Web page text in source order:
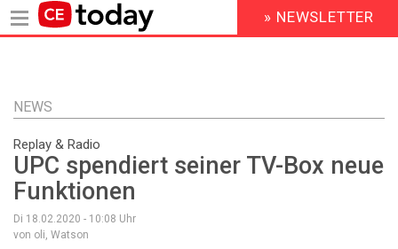
Inhalt
HEADER
MENU
» NEWSLETTER
NEWS
Replay & Radio
UPC spendiert seiner TV-Box neue
Funktionen
Di 18.02.2020 - 10:08 Uhr
von oli, Watson